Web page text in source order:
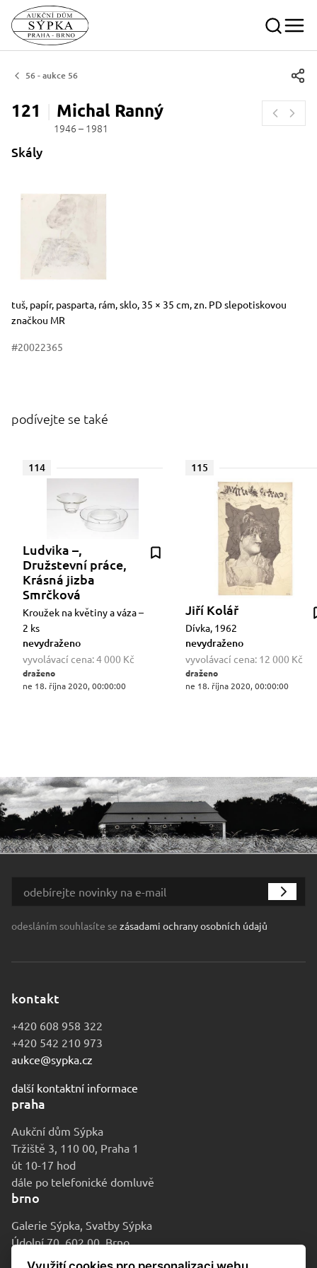
56 - aukce 56
121 Michal Ranný
1946 – 1981
Skály
Rozměry
Stručný popis předmětu
tuš, papír, pasparta, rám, sklo, 35 × 35 cm, zn. PD slepotiskovou
značkou MR
#20022365
podívejte se také
114
Ludvika –,
Družstevní práce,
Krásná jizba
Smrčková
Kroužek na květiny a váza –
2 ks
nevydraženo
vyvolávací cena:4 000 Kč
draženo
ne 18. října 2020, 00:00:00
115
Jiří Kolář
Dívka, 1962
nevydraženo
vyvolávací cena: 12 000 Kč
draženo
ne 18. října 2020, 00:00:00
odesláním souhlasíte se zásadami ochrany osobních údajů
kontakt
+420 608 958 322
+420 542 210 973
aukce@sypka.cz
další kontaktní informace
praha
Aukční dům Sýpka
Tržiště 3, 110 00, Praha 1
út 10-17 hod
dále po telefonické domluvě
brno
Galerie Sýpka, Svatby Sýpka
Údolní 70, 602 00, Brno
po-pá 9-16 hod